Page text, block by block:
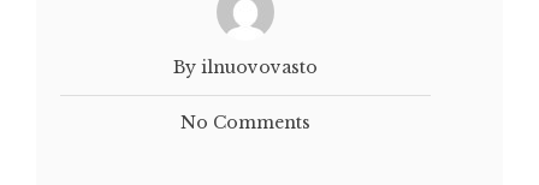
By ilnuovovasto
No Comments